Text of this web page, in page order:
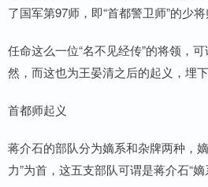
了国军第97师，即“首都警卫师”的少将
任命这么一位“名不见经传”的将领，
然，而这也为王晏清之后的起义，
首都师起义
蒋介石的部队分为嫡系和杂牌两种，
力”为首，这五支部队可谓是蒋介石“嫡